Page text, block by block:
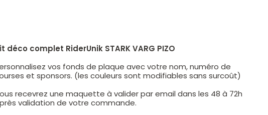
déco complet RiderUnik STARK VARG PIZO
vos fonds de plaque avec votre nom, numéro de
et sponsors. (les couleurs sont modifiables sans surcoût)
recevrez une maquette à valider par email dans les 48 à 72h
validation de votre commande.